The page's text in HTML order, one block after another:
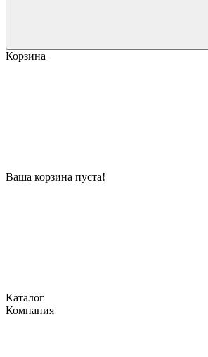
Корзина
Ваша корзина пуста!
Каталог
Компания